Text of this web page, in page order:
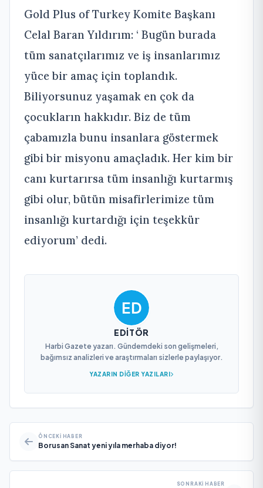
Gold Plus of Turkey Komite Başkanı
Celal Baran Yıldırım: ‘ Bugün burada
tüm sanatçılarımız ve iş insanlarımız
yüce bir amaç için toplandık.
Biliyorsunuz yaşamak en çok da
çocukların hakkıdır. Biz de tüm
çabamızla bunu insanlara göstermek
gibi bir misyonu amaçladık. Her kim bir
canı kurtarırsa tüm insanlığı kurtarmış
gibi olur, bütün misafirlerimize tüm
insanlığı kurtardığı için teşekkür
ediyorum’ dedi.
EDITÖR
Harbi Gazete yazarı. Gündemdeki son gelişmeleri,
bağımsız analizleri ve araştırmaları sizlerle paylaşıyor.
YAZARIN DIĞER YAZILARI
ÖNCEKI HABER
Borusan Sanat yeni yıla merhaba diyor!
SONRAKI HABER